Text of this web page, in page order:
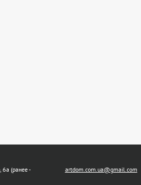
6а (ранее -
artdom.com.ua@gmail.com